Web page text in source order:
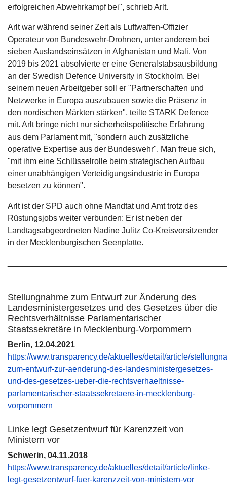
erfolgreichen Abwehrkampf bei", schrieb Arlt.
Arlt war während seiner Zeit als Luftwaffen-Offizier
Operateur von Bundeswehr-Drohnen, unter anderem bei
sieben Auslandseinsätzen in Afghanistan und Mali. Von
2019 bis 2021 absolvierte er eine Generalstabsausbildung
an der Swedish Defence University in Stockholm. Bei
seinem neuen Arbeitgeber soll er "Partnerschaften und
Netzwerke in Europa auszubauen sowie die Präsenz in
den nordischen Märkten stärken", teilte STARK Defence
mit. Arlt bringe nicht nur sicherheitspolitische Erfahrung
aus dem Parlament mit, "sondern auch zusätzliche
operative Expertise aus der Bundeswehr". Man freue sich,
"mit ihm eine Schlüsselrolle beim strategischen Aufbau
einer unabhängigen Verteidigungsindustrie in Europa
besetzen zu können".
Arlt ist der SPD auch ohne Mandtat und Amt trotz des
Rüstungsjobs weiter verbunden: Er ist neben der
Landtagsabgeordneten Nadine Julitz Co-Kreisvorsitzender
in der Mecklenburgischen Seenplatte.
Stellungnahme zum Entwurf zur Änderung des
Landesministergesetzes und des Gesetzes über die
Rechtsverhältnisse Parlamentarischer
Staatssekretäre in Mecklenburg-Vorpommern
Berlin, 12.04.2021
https://www.transparency.de/aktuelles/detail/article/
zum-entwurf-zur-aenderung-des-landesministergesetzes-
und-des-gesetzes-ueber-die-rechtsverhaeltnisse-
parlamentarischer-staatssekretaere-in-mecklenburg-
vorpommern
Linke legt Gesetzentwurf für Karenzzeit von
Ministern vor
Schwerin, 04.11.2018
https://www.transparency.de/aktuelles/detail/article/linke-
legt-gesetzentwurf-fuer-karenzzeit-von-ministern-vor